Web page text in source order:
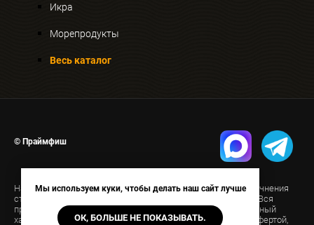
Икра
Морепродукты
Весь каталог
© Праймфиш
На странице указана ориентировочная стоимость. Для уточнения
стоимости свяжитесь с нами удобным для вас способом. Вся
представленная на сайте информация носит информационный
характер и ни при каких условиях не является публичной офертой,
Мы используем куки, чтобы делать наш сайт лучше
ОК, БОЛЬШЕ НЕ ПОКАЗЫВАТЬ.